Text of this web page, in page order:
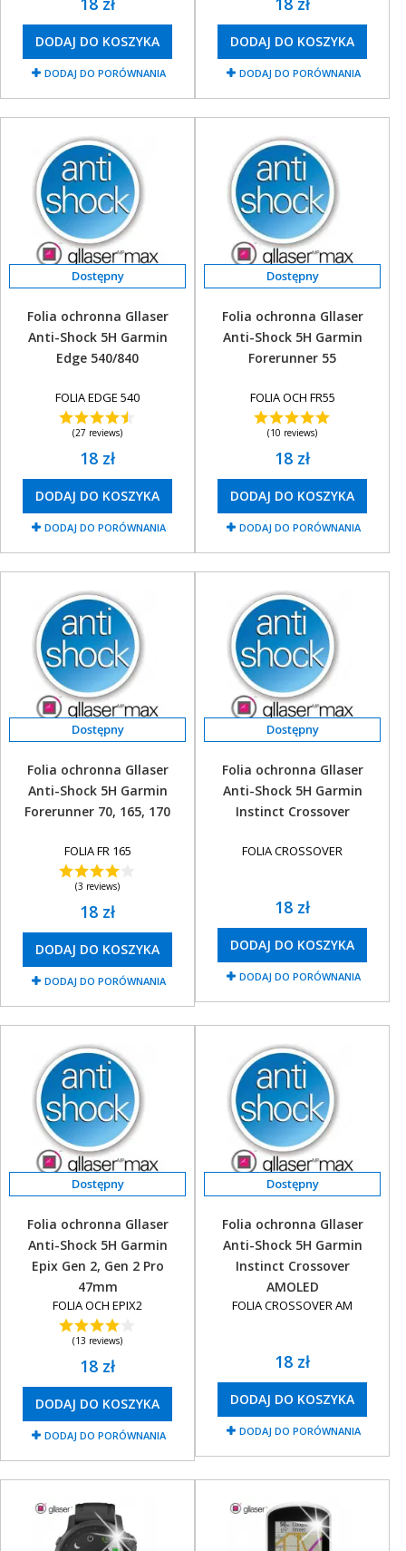
DODAJ DO KOSZYKA
DODAJ DO PORÓWNANIA
DODAJ DO KOSZYKA
DODAJ DO PORÓWNANIA
Folia ochronna Gllaser
Anti-Shock 5H Garmin
Edge 540/840
FOLIA EDGE 540
(27 reviews)
18 zł
DODAJ DO KOSZYKA
DODAJ DO PORÓWNANIA
Folia ochronna Gllaser
Anti-Shock 5H Garmin
Forerunner 55
FOLIA OCH FR55
(10 reviews)
18 zł
DODAJ DO KOSZYKA
DODAJ DO PORÓWNANIA
Folia ochronna Gllaser
Anti-Shock 5H Garmin
Forerunner 70, 165, 170
FOLIA FR 165
(3 reviews)
18 zł
DODAJ DO KOSZYKA
DODAJ DO PORÓWNANIA
Folia ochronna Gllaser
Anti-Shock 5H Garmin
Instinct Crossover
FOLIA CROSSOVER
18 zł
DODAJ DO KOSZYKA
DODAJ DO PORÓWNANIA
Folia ochronna Gllaser
Anti-Shock 5H Garmin
Epix Gen 2, Gen 2 Pro
47mm
FOLIA OCH EPIX2
(13 reviews)
18 zł
DODAJ DO KOSZYKA
DODAJ DO PORÓWNANIA
Folia ochronna Gllaser
Anti-Shock 5H Garmin
Instinct Crossover
AMOLED
FOLIA CROSSOVER AM
18 zł
DODAJ DO KOSZYKA
DODAJ DO PORÓWNANIA